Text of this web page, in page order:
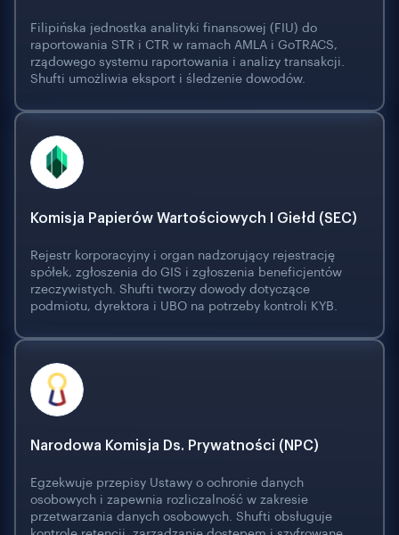
Filipińska jednostka analityki finansowej (FIU) do
raportowania STR i CTR w ramach AMLA i GoTRACS,
rządowego systemu raportowania i analizy transakcji.
Shufti umożliwia eksport i śledzenie dowodów.
Komisja Papierów Wartościowych I Giełd (SEC)
Rejestr korporacyjny i organ nadzorujący rejestrację
spółek, zgłoszenia do GIS i zgłoszenia beneficjentów
rzeczywistych. Shufti tworzy dowody dotyczące
podmiotu, dyrektora i UBO na potrzeby kontroli KYB.
Narodowa Komisja Ds. Prywatności (NPC)
Egzekwuje przepisy Ustawy o ochronie danych
osobowych i zapewnia rozliczalność w zakresie
przetwarzania danych osobowych. Shufti obsługuje